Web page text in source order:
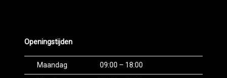
Openingstijden
Maandag 09:00 – 18:00